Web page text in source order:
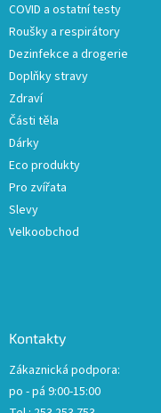
COVID a ostatní testy
Roušky a respirátory
Dezinfekce a drogerie
Doplňky stravy
Zdraví
Části těla
Dárky
Eco produkty
Pro zvířata
Slevy
Velkoobchod
Kontakty
Zákaznická podpora:
po - pá 9:00-15:00